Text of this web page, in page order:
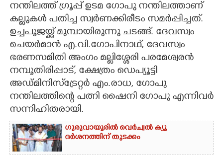
LITERATURE
ZOOM
CONTACT US
നന്തിലത്ത് ഗ്രൂപ്പ് ഉടമ ഗോപു നന്തിലത്താണ്
കല്ലുകൾ പതിച്ച സ്വർണക്കിരീടം സമർപ്പിച്ചത്.
ഉച്ചപൂജയ്ക്ക് മുമ്പായിരുന്നു ചടങ്ങ്. ദേവസ്വം
ചെയർമാൻ എ.വി.ഗോപിനാഥ്, ദേവസ്വം
ഭരണസമിതി അംഗം മല്ലിശ്ശേരി പരമേശ്വരൻ
നമ്പൂതിരിപ്പാട്, ക്ഷേത്രം ഡെപ്യൂട്ടി
അഡ്മിനിസ്‌ട്രേറ്റർ എം.രാധ, ഗോപു
നന്തിലത്തിന്റെ പത്നി ഷൈനി ഗോപു എന്നിവർ
സന്നിഹിതരായി.
ഗുരുവായൂരിൽ വെർച്വൽ ക്യൂ
ദർശനത്തിന് തുടക്കം